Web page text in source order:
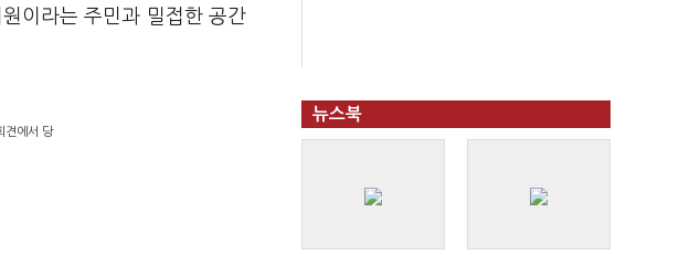
이라는 주민과 밀접한 공간
견에서 당
뉴스북